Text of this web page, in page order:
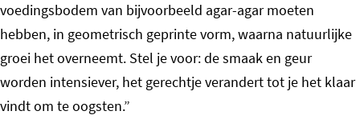
voedingsbodem van bijvoorbeeld agar-agar moeten
hebben, in geometrisch geprinte vorm, waarna natuurlijke
groei het overneemt. Stel je voor: de smaak en geur
worden intensiever, het gerechtje verandert tot je het klaar
vindt om te oogsten.”